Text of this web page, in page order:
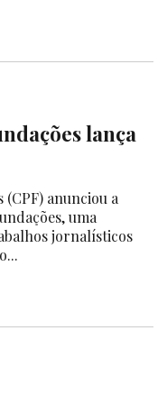
lança
anunciou a
uma
jornalísticos